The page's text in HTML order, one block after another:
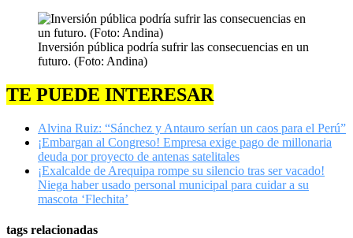
Inversión pública podría sufrir las consecuencias en un
futuro. (Foto: Andina)
TE PUEDE INTERESAR
Alvina Ruiz: “Sánchez y Antauro serían un caos para el Perú”
¡Embargan al Congreso! Empresa exige pago de millonaria
deuda por proyecto de antenas satelitales
¡Exalcalde de Arequipa rompe su silencio tras ser vacado!
Niega haber usado personal municipal para cuidar a su
mascota ‘Flechita’
tags relacionadas